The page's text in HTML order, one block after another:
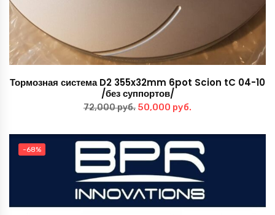
Тормозная система D2 355x32mm 6pot Scion tC 04-10
/без суппортов/
72,000руб. Первоначальная
составляла
72,000 руб..
50,000 руб.
50,000 руб..
-68%